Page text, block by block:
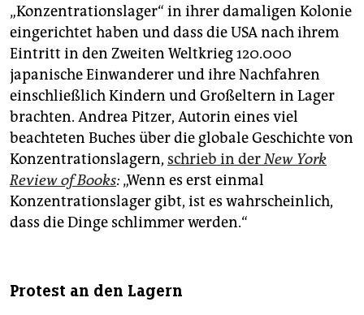
„Konzentrationslager“ in ihrer damaligen Kolonie
eingerichtet haben und dass die USA nach ihrem
Eintritt in den Zweiten Weltkrieg 120.000
japanische Einwanderer und ihre Nachfahren
einschließlich Kindern und Großeltern in Lager
brachten. Andrea Pitzer, Autorin eines viel
beachteten Buches über die globale Geschichte von
Konzentrationslagern, schrieb in derNew York
Review of Books: „Wenn es erst einmal
Konzentrationslager gibt, ist es wahrscheinlich,
dass die Dinge schlimmer werden.“
Protest an den Lagern